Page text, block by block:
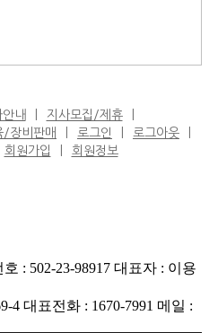
안내
지사모집/제휴
/장비판매
로그인
로그아웃
회원가입
회원정보
: 502-23-98917 대표자 : 이용
4 대표전화 : 1670-7991 메일 :